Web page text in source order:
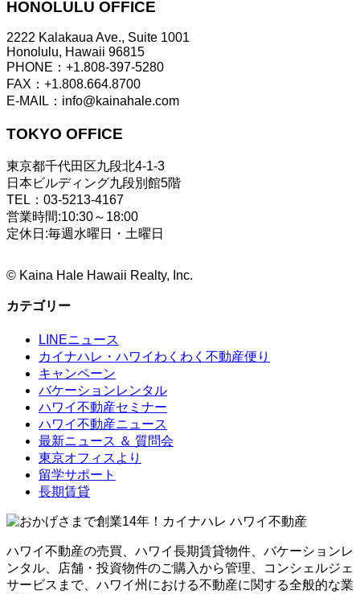
HONOLULU OFFICE
2222 Kalakaua Ave., Suite 1001
Honolulu, Hawaii 96815
PHONE：+1.808-397-5280
FAX：+1.808.664.8700
E-MAIL：info@kainahale.com
TOKYO OFFICE
東京都千代田区九段北4-1-3
日本ビルディング九段別館5階
TEL：03-5213-4167
営業時間:10:30～18:00
定休日:毎週水曜日・土曜日
© Kaina Hale Hawaii Realty, Inc.
カテゴリー
LINEニュース
カイナハレ・ハワイわくわく不動産便り
キャンペーン
バケーションレンタル
ハワイ不動産セミナー
ハワイ不動産ニュース
最新ニュース ＆ 質問会
東京オフィスより
留学サポート
長期賃貸
ハワイ不動産の売買、ハワイ長期賃貸物件、バケーションレ
ンタル、店舗・投資物件のご購入から管理、コンシェルジェ
サービスまで、ハワイ州における不動産に関する全般的な業